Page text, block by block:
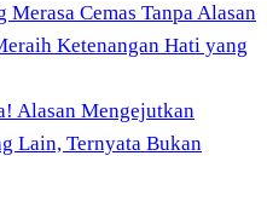
Merasa Cemas Tanpa Alasan
Ketenangan Hati yang
Alasan Mengejutkan
Lain, Ternyata Bukan